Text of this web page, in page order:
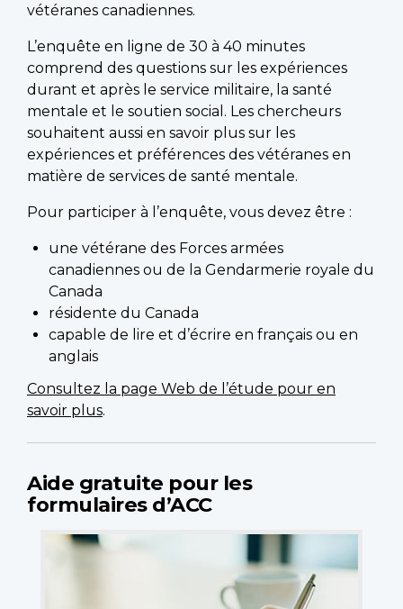
vétéranes canadiennes.
L’enquête en ligne de 30 à 40 minutes
comprend des questions sur les expériences
durant et après le service militaire, la santé
mentale et le soutien social. Les chercheurs
souhaitent aussi en savoir plus sur les
expériences et préférences des vétéranes en
matière de services de santé mentale.
Pour participer à l’enquête, vous devez être :
une vétérane des Forces armées
canadiennes ou de la Gendarmerie royale du
Canada
résidente du Canada
capable de lire et d’écrire en français ou en
anglais
Consultez la page Web de l’étude pour en
savoir plus.
Aide gratuite pour les
formulaires d’ACC